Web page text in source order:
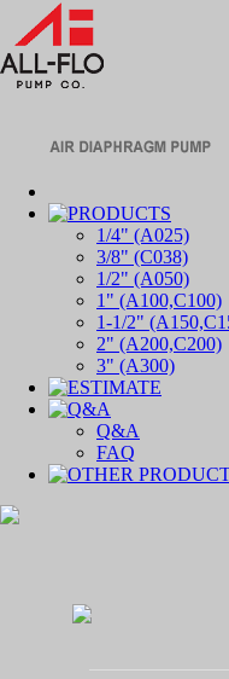
1/4" (A025)
3/8" (C038)
1/2" (A050)
1" (A100,C100)
1-1/2"
2" (A200,C200)
3" (A300)
Q&A
FAQ